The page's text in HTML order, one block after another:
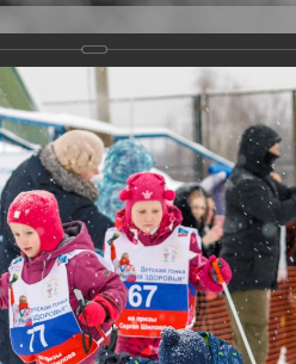
Версия для слабовидящих
Деятельность
1700 детей-участников, в том